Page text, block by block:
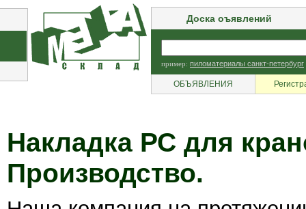
Доска оъявлений
пример: пиломатериалы санкт-петербург
ОБЪЯВЛЕНИЯ
Накладка РС для
Производство.